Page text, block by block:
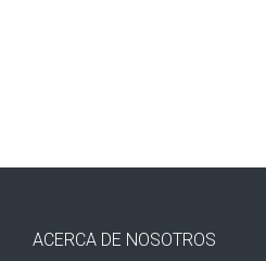
ACERCA DE NOSOTROS